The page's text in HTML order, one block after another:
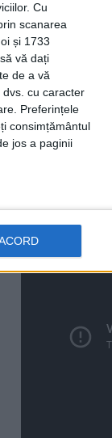
Cu
scanarea
și 1733
vă dați
de a vă
cu caracter
Preferințele
consimțământul
jos a paginii